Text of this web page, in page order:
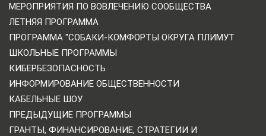
МЕРОПРИЯТИЯ ПО ВОВЛЕЧЕНИЮ СООБЩЕСТВА
ЛЕТНЯЯ ПРОГРАММА
ПРОГРАММА "СОБАКИ-КОМФОРТЫ ОКРУГА ПЛИМУТ
ШКОЛЬНЫЕ ПРОГРАММЫ
КИБЕРБЕЗОПАСНОСТЬ
ИНФОРМИРОВАНИЕ ОБЩЕСТВЕННОСТИ
КАБЕЛЬНЫЕ ШОУ
ПРЕДЫДУЩИЕ ПРОГРАММЫ
ГРАНТЫ, ФИНАНСИРОВАНИЕ, СТРАТЕГИИ И